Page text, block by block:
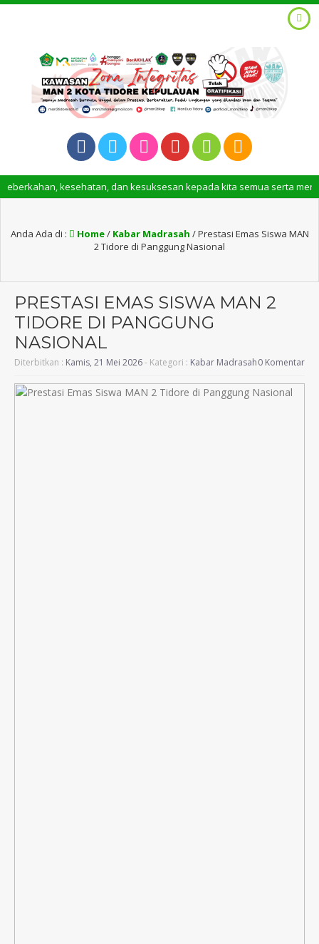
kesehatan, dan kesuksesan kepada kita semua serta menjadikan
Anda Ada di : Home/ Kabar Madrasah /Prestasi Emas Siswa MAN
2 Tidore di Panggung Nasional
PRESTASI EMAS SISWA MAN 2
TIDORE DI PANGGUNG
NASIONAL
Diterbitkan : Kamis, 21 Mei 2026- Kategori : Kabar Madrasah0 Komentar